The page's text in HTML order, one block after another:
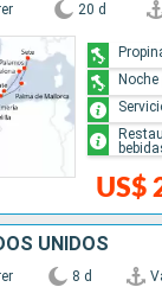
20 d
US$
UNIDOS
8 d